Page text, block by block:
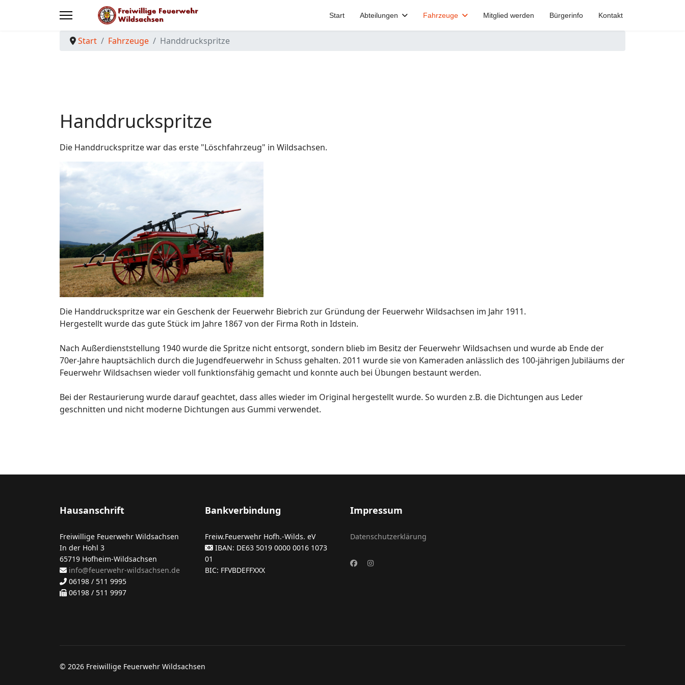
Start Abteilungen Fahrzeuge Mitglied werden Bürgerinfo Kontakt
Start Fahrzeuge Handdruckspritze
Handdruckspritze
Die Handdruckspritze war das erste "Löschfahrzeug" in Wildsachsen.
Die Handdruckspritze war ein Geschenk der Feuerwehr Biebrich zur Gründung der Feuerwehr Wildsachsen im Jahr 1911.
Hergestellt wurde das gute Stück im Jahre 1867 von der Firma Roth in Idstein.
Nach Außerdienststellung 1940 wurde die Spritze nicht entsorgt, sondern blieb im Besitz der Feuerwehr Wildsachsen und wurde ab Ende der
70er-Jahre hauptsächlich durch die Jugendfeuerwehr in Schuss gehalten. 2011 wurde sie von Kameraden anlässlich des 100-jährigen Jubiläums der
Feuerwehr Wildsachsen wieder voll funktionsfähig gemacht und konnte auch bei Übungen bestaunt werden.
Bei der Restaurierung wurde darauf geachtet, dass alles wieder im Original hergestellt wurde. So wurden z.B. die Dichtungen aus Leder
geschnitten und nicht moderne Dichtungen aus Gummi verwendet.
Hausanschrift
Freiwillige Feuerwehr Wildsachsen
In der Hohl 3
65719 Hofheim-Wildsachsen
info@feuerwehr-wildsachsen.de
06198 / 511 9995
06198 / 511 9997
Bankverbindung
Freiw.Feuerwehr Hofh.-Wilds. eV
IBAN: DE63 5019 0000 0016 1073
01
BIC: FFVBDEFFXXX
Impressum
Datenschutzerklärung
© 2026 Freiwillige Feuerwehr Wildsachsen